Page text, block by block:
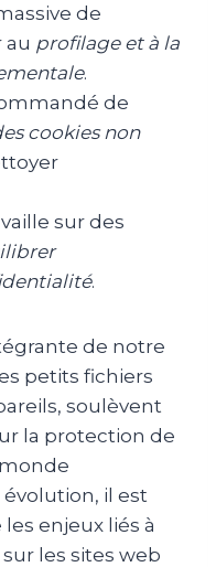
de
au profilage et à la
.
de
cookies non
sur des
.
de notre
petits fichiers
soulèvent
la protection de
il est
enjeux liés à
les sites web